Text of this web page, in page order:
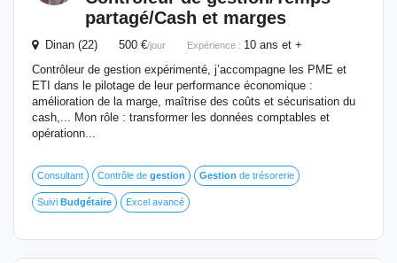
partagé/Cash et marges
Dinan (22) 500 €/jour Expérience : 10 ans et +
Contrôleur de gestion expérimenté, j’accompagne les PME et
ETI dans le pilotage de leur performance économique :
amélioration de la marge, maîtrise des coûts et sécurisation du
cash,... Mon rôle : transformer les données comptables et
opérationn...
Consultant Contrôle de gestion Gestion de trésorerie
Suivi Budgétaire Excel avancé